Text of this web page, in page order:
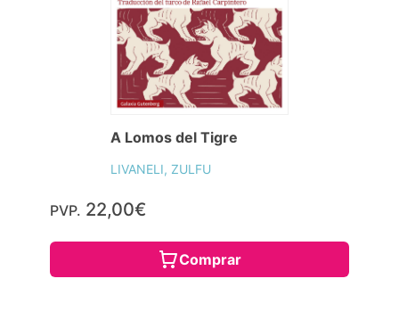
A Lomos del Tigre
LIVANELI, ZULFU
PVP. 22,00€
Comprar